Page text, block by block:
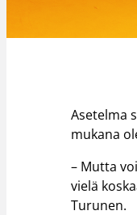
Asetelma
mukana
– Mutta
vielä
Turunen.